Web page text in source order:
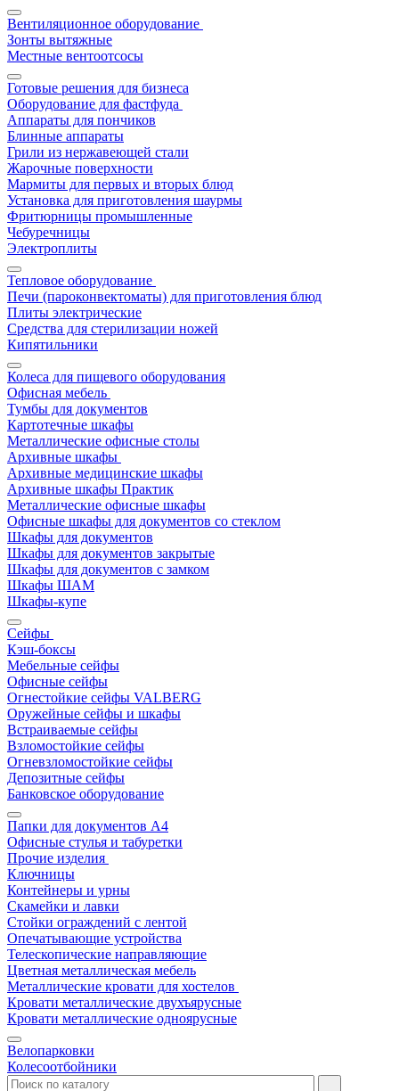
Вентиляционное оборудование
Зонты вытяжные
Местные вентоотсосы
Готовые решения для бизнеса
Оборудование для фастфуда
Аппараты для пончиков
Блинные аппараты
Грили из нержавеющей стали
Жарочные поверхности
Мармиты для первых и вторых блюд
Установка для приготовления шаурмы
Фритюрницы промышленные
Чебуречницы
Электроплиты
Тепловое оборудование
Печи (пароконвектоматы) для приготовления блюд
Плиты электрические
Средства для стерилизации ножей
Кипятильники
Колеса для пищевого оборудования
Офисная мебель
Тумбы для документов
Картотечные шкафы
Металлические офисные столы
Архивные шкафы
Архивные медицинские шкафы
Архивные шкафы Практик
Металлические офисные шкафы
Офисные шкафы для документов со стеклом
Шкафы для документов
Шкафы для документов закрытые
Шкафы для документов с замком
Шкафы ШАМ
Шкафы-купе
Сейфы
Кэш-боксы
Мебельные сейфы
Офисные сейфы
Огнестойкие сейфы VALBERG
Оружейные сейфы и шкафы
Встраиваемые сейфы
Взломостойкие сейфы
Огневзломостойкие сейфы
Депозитные сейфы
Банковское оборудование
Папки для документов A4
Офисные стулья и табуретки
Прочие изделия
Ключницы
Контейнеры и урны
Скамейки и лавки
Стойки ограждений с лентой
Опечатывающие устройства
Телескопические направляющие
Цветная металлическая мебель
Металлические кровати для хостелов
Кровати металлические двухъярусные
Кровати металлические одноярусные
Велопарковки
Колесоотбойники